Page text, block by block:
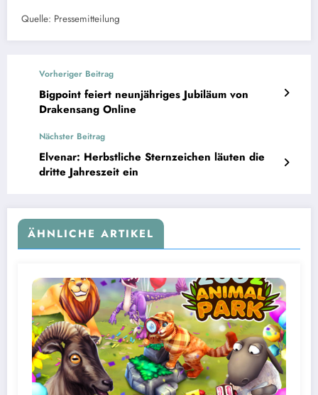
Quelle: Pressemitteilung
Vorheriger Beitrag
Bigpoint feiert neunjähriges Jubiläum von
Drakensang Online
Nächster Beitrag
Elvenar: Herbstliche Sternzeichen läuten die
dritte Jahreszeit ein
ÄHNLICHE ARTIKEL